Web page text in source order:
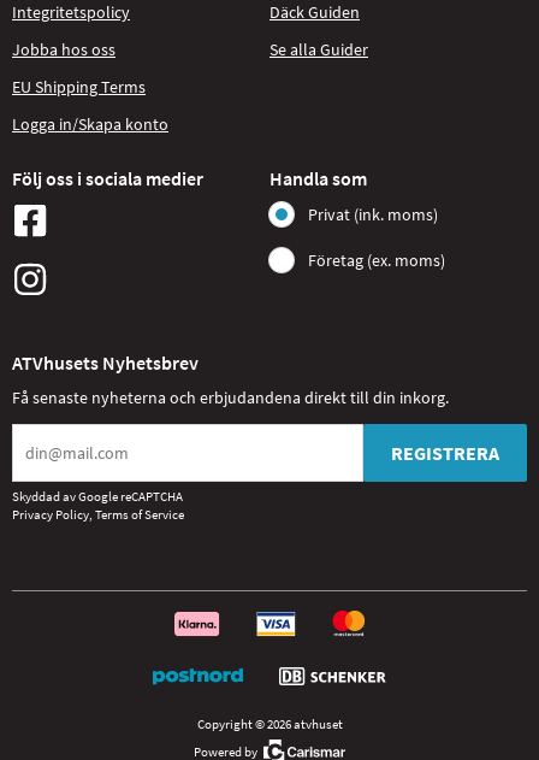
Integritetspolicy
Jobba hos oss
EU Shipping Terms
Logga in/Skapa konto
Däck Guiden
Se alla Guider
Följ oss i sociala medier Handla som
Privat (ink. moms)
Företag (ex. moms)
ATVhusets Nyhetsbrev
Få senaste nyheterna och erbjudandena direkt till din inkorg.
REGISTRERA
Skyddad av Google reCAPTCHA
Privacy Policy, Terms of Service
Copyright © 2026 atvhuset
Powered by